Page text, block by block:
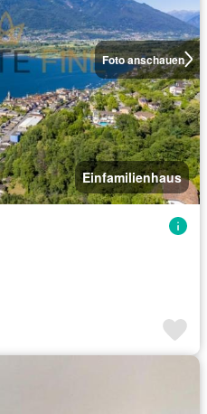
Foto anschauen
Einfamilienhaus